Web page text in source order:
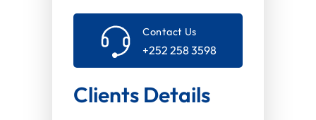
Clients Details
Contact Us
+252 258 3598